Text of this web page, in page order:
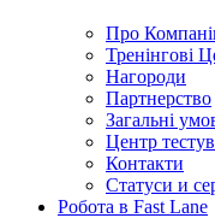
Про
Тренінгові
Нагороди
Партнерство
Загальні
Центр
Контакти
Статуси и
Робота в Fast Lane